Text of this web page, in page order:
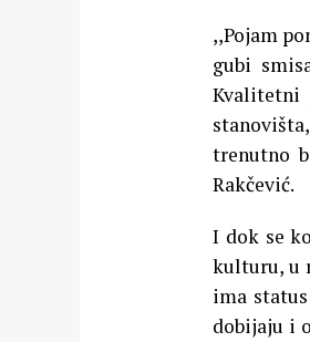
,,Pojam
gubi
Kvalitetni
trenutno
Rakčević.
I dok se
kulturu, u
ima
dobijaju i